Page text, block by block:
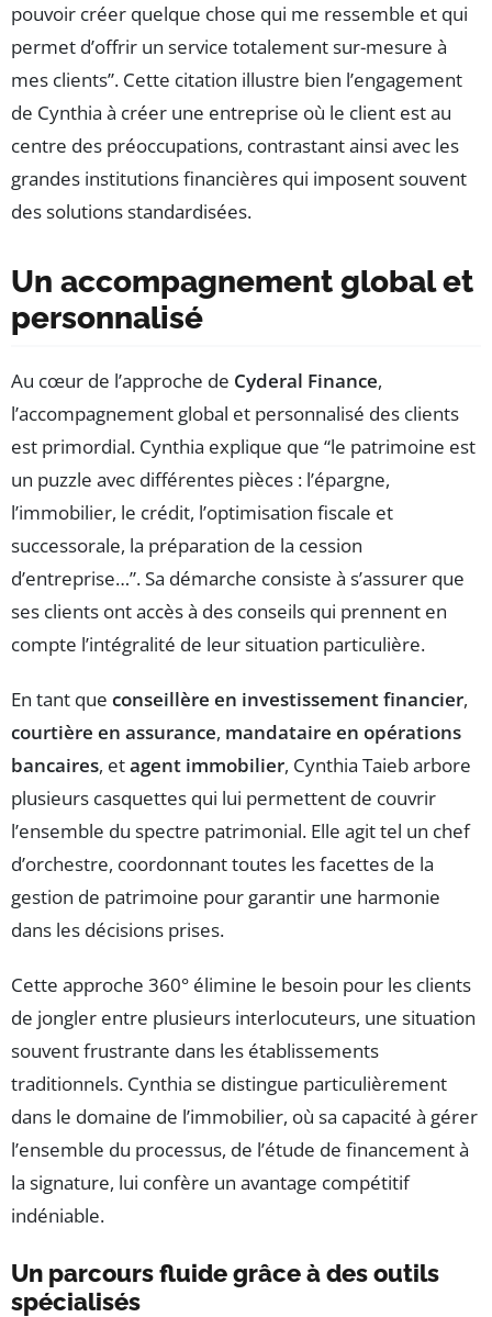
pouvoir créer quelque chose qui me ressemble et qui
permet d’offrir un service totalement sur-mesure à
mes clients”. Cette citation illustre bien l’engagement
de Cynthia à créer une entreprise où le client est au
centre des préoccupations, contrastant ainsi avec les
grandes institutions financières qui imposent souvent
des solutions standardisées.
Un accompagnement global et
personnalisé
Au cœur de l’approche de Cyderal Finance,
l’accompagnement global et personnalisé des clients
est primordial. Cynthia explique que “le patrimoine est
un puzzle avec différentes pièces : l’épargne,
l’immobilier, le crédit, l’optimisation fiscale et
successorale, la préparation de la cession
d’entreprise…”. Sa démarche consiste à s’assurer que
ses clients ont accès à des conseils qui prennent en
compte l’intégralité de leur situation particulière.
En tant que conseillère en investissement financier,
courtière en assurance, mandataire en opérations
bancaires, etagent immobilier, Cynthia Taieb arbore
plusieurs casquettes qui lui permettent de couvrir
l’ensemble du spectre patrimonial. Elle agit tel un chef
d’orchestre, coordonnant toutes les facettes de la
gestion de patrimoine pour garantir une harmonie
dans les décisions prises.
Cette approche 360° élimine le besoin pour les clients
de jongler entre plusieurs interlocuteurs, une situation
souvent frustrante dans les établissements
traditionnels. Cynthia se distingue particulièrement
dans le domaine de l’immobilier, où sa capacité à gérer
l’ensemble du processus, de l’étude de financement à
la signature, lui confère un avantage compétitif
indéniable.
Un parcours fluide grâce à des outils
spécialisés